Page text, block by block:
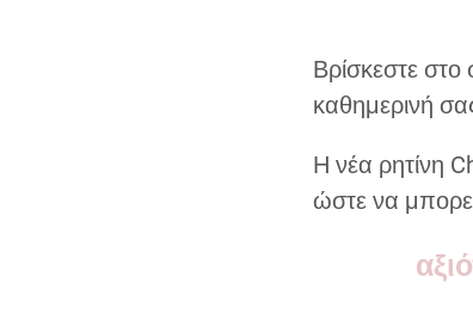
Βρίσκεστε
καθημερινή
Η νέα ρητίνη
ώστε να